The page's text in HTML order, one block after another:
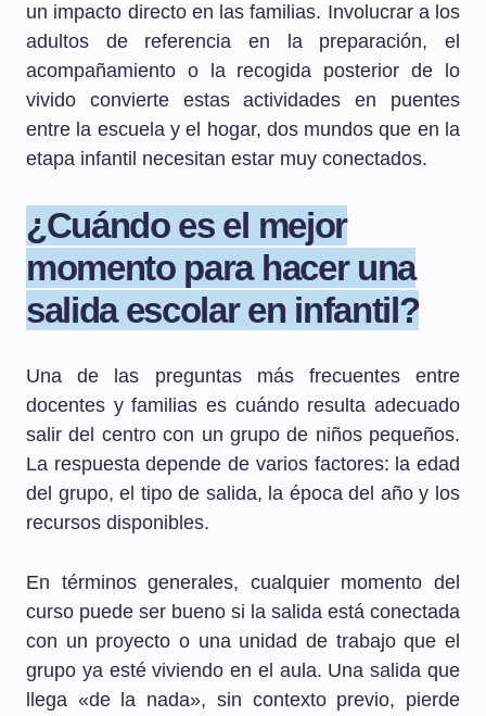
un impacto directo en las familias. Involucrar a los
adultos de referencia en la preparación, el
acompañamiento o la recogida posterior de lo
vivido convierte estas actividades en puentes
entre la escuela y el hogar, dos mundos que en la
etapa infantil necesitan estar muy conectados.
¿Cuándo es el mejor
momento para hacer una
salida escolar en infantil?
Una de las preguntas más frecuentes entre
docentes y familias es cuándo resulta adecuado
salir del centro con un grupo de niños pequeños.
La respuesta depende de varios factores: la edad
del grupo, el tipo de salida, la época del año y los
recursos disponibles.
En términos generales, cualquier momento del
curso puede ser bueno si la salida está conectada
con un proyecto o una unidad de trabajo que el
grupo ya esté viviendo en el aula. Una salida que
llega «de la nada», sin contexto previo, pierde